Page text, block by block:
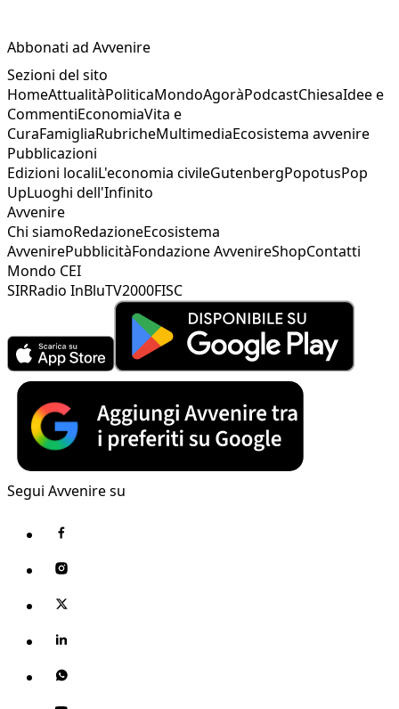
Abbonati ad Avvenire
Sezioni del sito
HomeAttualitàPoliticaMondoAgoràPodcastChiesaIdee e
CommentiEconomiaVita e
CuraFamigliaRubricheMultimediaEcosistema avvenire
Pubblicazioni
Edizioni localiL'economia civileGutenbergPopotusPop
UpLuoghi dell'Infinito
Avvenire
Chi siamoRedazioneEcosistema
AvvenirePubblicitàFondazione AvvenireShopContatti
Mondo CEI
SIRRadio InBluTV2000FISC
Segui Avvenire su